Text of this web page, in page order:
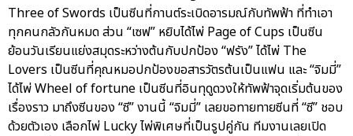
Three of Swords เป็นซีนที่กานต์ระเบิดอารมณ์กับทัพฟ้า ที่ทำเอา
ทุกคนกลัวกันหมด ส่วน “เซฟ” หยิบได้ไพ่ Page of Cups เป็นซีน
ย้อนวันเรียนแย่งสมุดระหว่างต้นกับปกป้อง “ฟรัง” ได้ไพ่ The
Lovers เป็นซีนที่คุณหมอปกป้องขอสารวัตรต้นเป็นแฟน และ “จิมมี่”
ได้ไพ่ Wheel of fortune เป็นซีนที่อินทุดูดวงให้ทัพฟ้าจุดเริ่มต้นของ
เรื่องราว มาถึงซีนของ “ซี” งานนี้ “จิมมี่” เลยขอทายทายซีนที่ “ซี” ชอบ
ด้วยตัวเอง เลือกไพ่ Lucky ไพ่พิเศษที่เป็นรูปคู่กัน ทีมงานเลยเปิด